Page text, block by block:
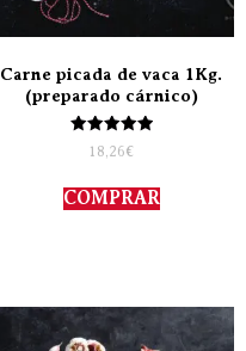
Carne picada de vaca 1Kg.
(preparado cárnico)
Valorado
con
de 5
18,26€
COMPRAR